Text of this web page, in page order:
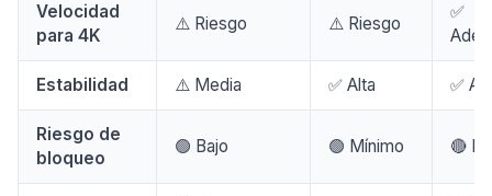
Velocidad
para 4K
⚠️ Riesgo ⚠️ Riesgo
✅
Estabilidad ⚠️ Media ✅ Alta ✅
Riesgo de
bloqueo
🟢 Bajo 🟢 Mínimo 🔴